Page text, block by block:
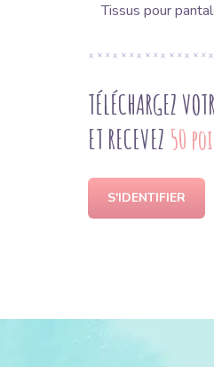
Tissus pour
TÉLÉCHARGEZ
ET RECEVEZ 50
S'IDENTIFIER